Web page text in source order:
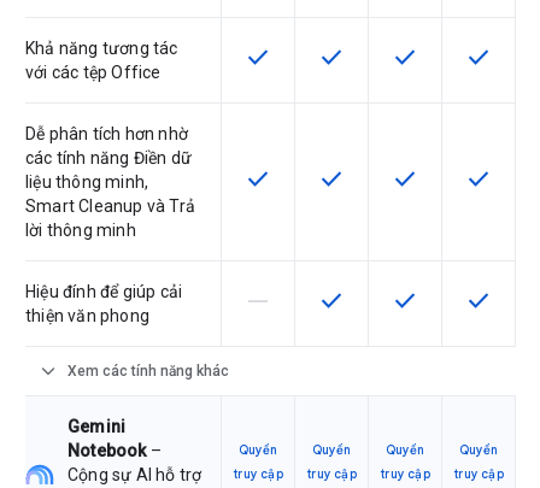
Khả năng tương tác
với các tệp Office
SKU có hỗ trợ tính năng này
check SKU có hỗ trợ tính năng
check SKU có hỗ trợ
check SKU có
check
Dễ phân tích hơn nhờ
các tính năng Điền dữ
liệu thông minh,
Smart Cleanup và Trả
lời thông minh
SKU có hỗ trợ tính năng này
check SKU có hỗ trợ tính năng
check SKU có hỗ trợ
check SKU có
check
Hiệu đính để giúp cải
thiện văn phong
SKU này không hỗ trợ tính năng này
horizontal_rule SKU có hỗ trợ tính năng
check SKU có hỗ trợ
check SKU có
check
expand_more Xem các tính năng khác
Gemini
Notebook–
Cộng sự AI hỗ trợ
Quyền
truy cập
Quyền
truy cập
Quyền
truy cập
Quyền
truy cập